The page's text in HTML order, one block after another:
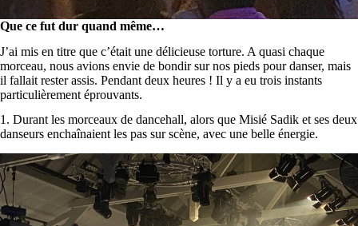
Que ce fut dur quand même…
J’ai mis en titre que c’était une délicieuse torture. A quasi chaque
morceau, nous avions envie de bondir sur nos pieds pour danser, mais
il fallait rester assis. Pendant deux heures ! Il y a eu trois instants
particulièrement éprouvants.
1. Durant les morceaux de dancehall, alors que Misié Sadik et ses deux
danseurs enchaînaient les pas sur scène, avec une belle énergie.